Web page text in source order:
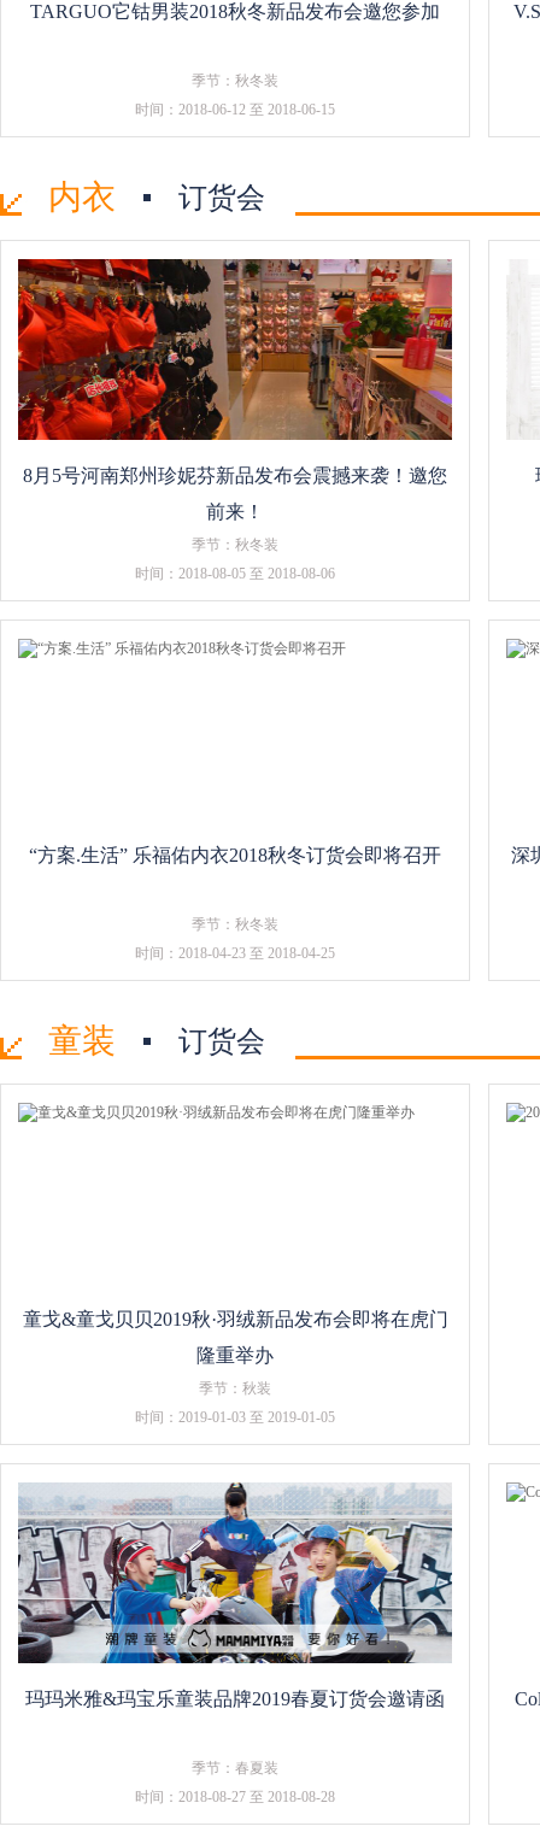
TARGUO它钴男装2018秋冬新品发布会邀您参加
季节：秋冬装
时间：2018-06-12 至 2018-06-15
内衣 订货会
8月5号河南郑州珍妮芬新品发布会震撼来袭！邀您
前来！
季节：秋冬装
时间：2018-08-05 至 2018-08-06
“方案.生活” 乐福佑内衣2018秋冬订货会即将召开
季节：秋冬装
时间：2018-04-23 至 2018-04-25
深
童装 订货会
童戈&童戈贝贝2019秋·羽绒新品发布会即将在虎门
隆重举办
季节：秋装
时间：2019-01-03 至 2019-01-05
玛玛米雅&玛宝乐童装品牌2019春夏订货会邀请函
季节：春夏装
时间：2018-08-27 至 2018-08-28